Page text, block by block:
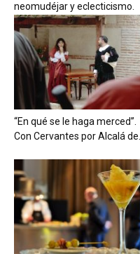
neomudéjar y eclecticismo.
“En qué se le haga merced”.
Con Cervantes por Alcalá de...